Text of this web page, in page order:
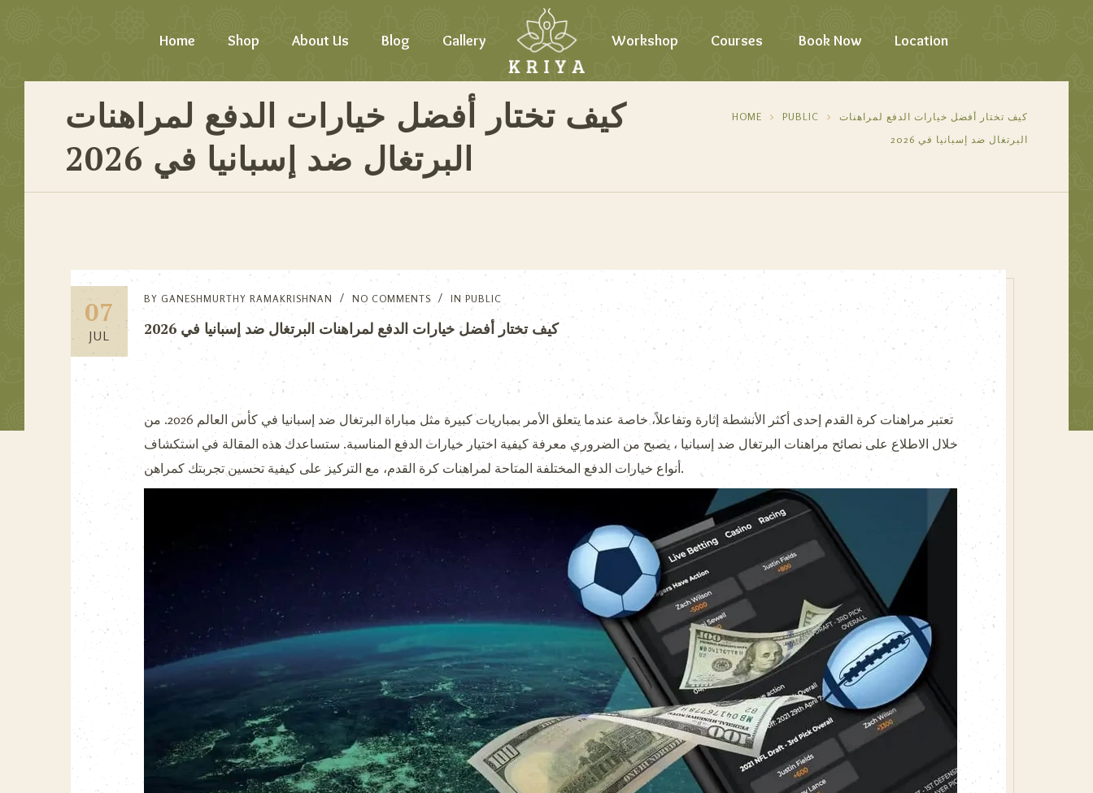
Home Shop About Us Blog Gallery Workshop Courses Book Now Location
كيف تختار أفضل خيارات الدفع لمراهنات
البرتغال ضد إسبانيا في 2026
HOME PUBLIC
كيف تختار أفضل خيارات الدفع لمراهنات
البرتغال ضد إسبانيا في 2026
07
JUL
BY GANESHMURTHY RAMAKRISHNAN NO COMMENTS INPUBLIC
كيف تختار أفضل خيارات الدفع لمراهنات البرتغال ضد إسبانيا في 2026
تعتبر مراهنات كرة القدم إحدى أكثر الأنشطة إثارة وتفاعلاً، خاصة عندما يتعلق الأمر بمباريات كبيرة مثل مباراة البرتغال ضد إسبانيا في كأس العالم 2026. من
خلال الاطلاع على نصائح مراهنات البرتغال ضد إسبانيا ، يصبح من الضروري معرفة كيفية اختيار خيارات الدفع المناسبة. ستساعدك هذه المقالة في استكشاف
أنواع خيارات الدفع المختلفة المتاحة لمراهنات كرة القدم، مع التركيز على كيفية تحسين تجربتك كمراهن.